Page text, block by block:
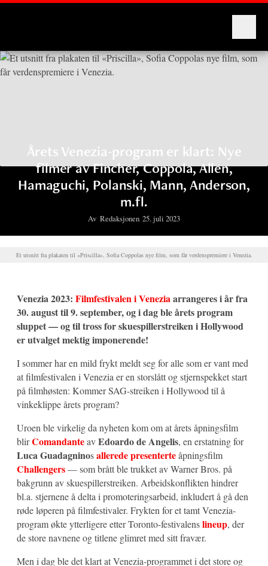
Årets Venezia-program er klart: Nye
filmer av Fincher, Coppola, Allen,
Hamaguchi, Polanski, Mann, Anderson,
m.fl.
Av Redaksjonen 25. juli 2023
Et utsnitt fra plakaten til «Priscilla», Sofia Coppolas nye film, som får verdenspremiere i Venezia.
Venezia 2023: Filmfestivalen i Veneziaarrangeres i år fra
30. august til 9. september, og i dag ble årets program
sluppet — og til tross for skuespillerstreiken i Hollywood
er utvalget mektig imponerende!
I sommer har en mild frykt meldt seg for alle som er vant med
at filmfestivalen i Venezia er en storslått og stjernspekket start
på filmhøsten: Kommer SAG-streiken i Hollywood til å
vinkeklippe årets program?
Uroen ble virkelig da nyheten kom om at årets åpningsfilm
blirComandanteavEdoardo de Angelis, en erstatning for
Luca Guadagninosallerede presenterteåpningsfilm
Challengers— som brått ble trukket av Warner Bros. på
bakgrunn av skuespillerstreiken. Arbeidskonflikten hindrer
bl.a. stjernene å delta i promoteringsarbeid, inkludert å gå den
røde løperen på filmfestivaler. Frykten for et tamt Venezia-
program økte ytterligere etter Toronto-festivalenslineup, der
de store navnene og titlene glimret med sitt fravær.
Men i dag ble det klart at Venezia-programmet i det store og